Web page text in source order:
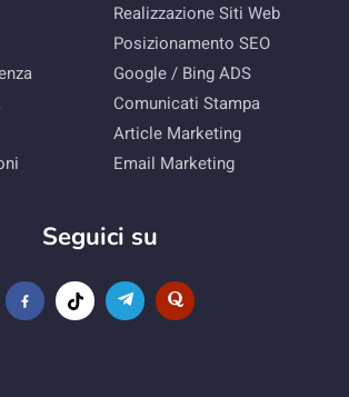
Realizzazione Siti Web
Posizionamento SEO
Google / Bing ADS
Comunicati Stampa
Article Marketing
Email Marketing
Seguici su